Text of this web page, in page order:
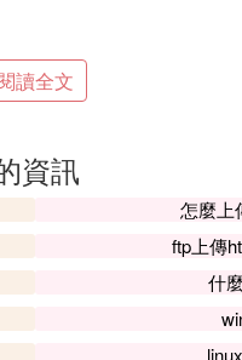
錄，在遠程主機上獲
你想下載一個ftp空間
主機上，並從其下載
為anonymous，
。
讀全文
資訊
怎麼上
ftp上傳
什